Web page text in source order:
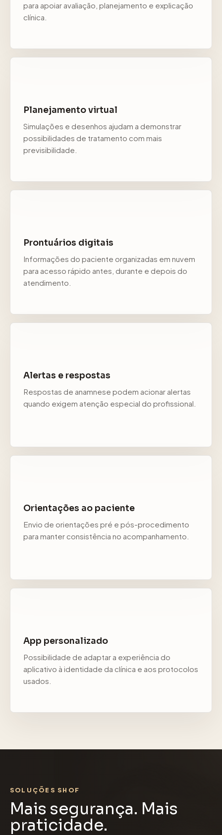
para apoiar avaliação, planejamento e explicação
clínica.
Planejamento virtual
Simulações e desenhos ajudam a demonstrar
possibilidades de tratamento com mais
previsibilidade.
Prontuários digitais
Informações do paciente organizadas em nuvem
para acesso rápido antes, durante e depois do
atendimento.
Alertas e respostas
Respostas de anamnese podem acionar alertas
quando exigem atenção especial do profissional.
Orientações ao paciente
Envio de orientações pré e pós-procedimento
para manter consistência no acompanhamento.
App personalizado
Possibilidade de adaptar a experiência do
aplicativo à identidade da clínica e aos protocolos
usados.
SOLUÇÕES SHOF
Mais segurança. Mais
praticidade.